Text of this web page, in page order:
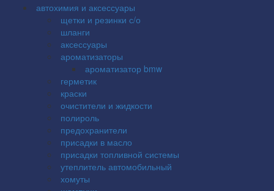
автохимия и аксессуары
щетки и резинки с/о
шланги
аксессуары
ароматизаторы
ароматизатор bmw
герметик
краски
очистители и жидкости
полироль
предохранители
присадки в масло
присадки топливной системы
утеплитель автомобильный
хомуты